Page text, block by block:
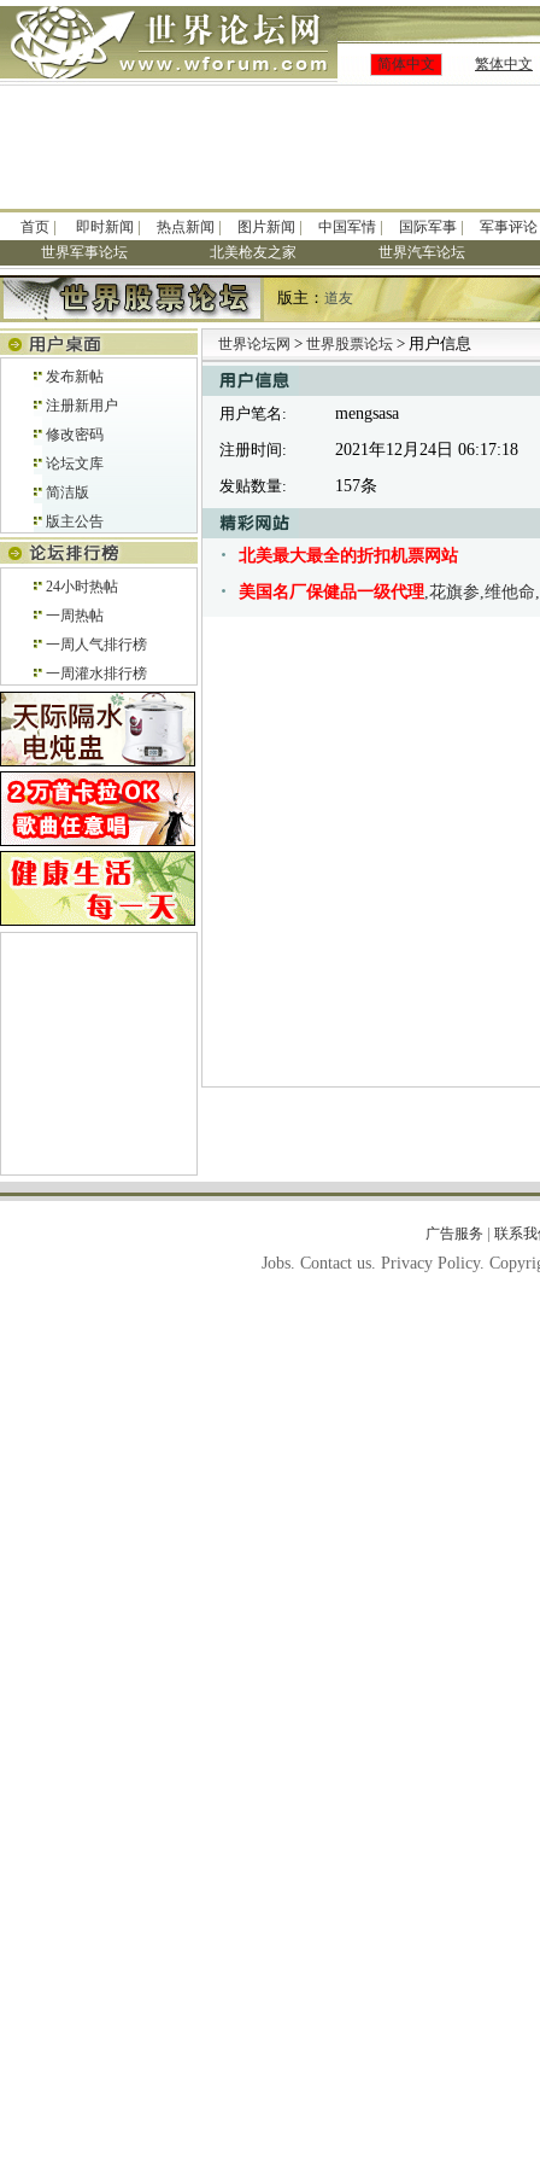
简体中文 繁体中文
首页 | 即时新闻 | 热点新闻 | 图片新闻 | 中国军情 | 国际军事 |
军事评论
世界军事论坛
北美枪友之家 世界汽车论坛
版主： 道友
发布新帖
注册新用户
修改密码
论坛文库
简洁版
版主公告
24小时热帖
一周热帖
一周人气排行榜
一周灌水排行榜
世界论坛网 > 世界股票论坛 > 用户信息
用户笔名:
mengsasa
注册时间:
2021年12月24日 06:17:18
发贴数量:
157条
北美最大最全的折扣机票网站
美国名厂保健品一级代理,花旗参,维他
广告服务 | 联系
Jobs. Contact us. Privacy Policy.